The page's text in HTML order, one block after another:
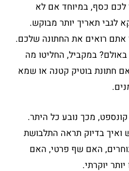
לכם כסף, במיוחד אם לא
לגבי תאריך יותר מבוקש.
אתם רואים את החתונה שלכם.
באולם? במקביל, החליטו מה
חתונת בוטיק קטנה או שמא
מכך נובע כל היתר.
ואיך בדיוק תראה התלבושת
האם שף פרטי, האם
יוקרתי.